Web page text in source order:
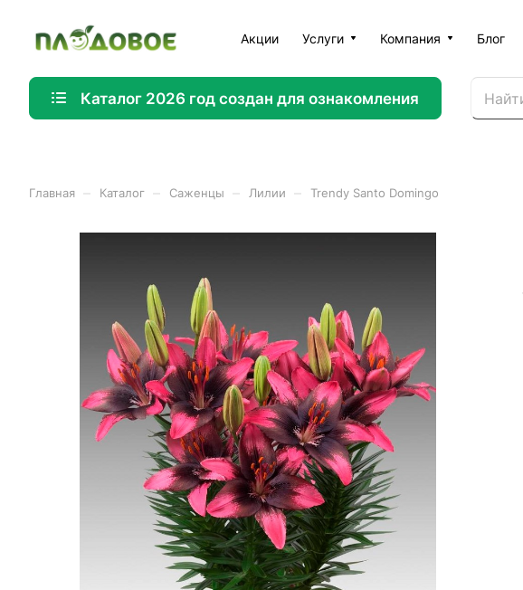
Акции Услуги Компания Блог
Каталог 2026 год создан для ознакомления
Главная Каталог Саженцы Лилии Trendy Santo Domingo